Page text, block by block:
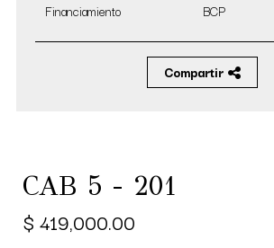
Financiamiento
BCP
Compartir
CAB 5 - 201
$ 419,000.00